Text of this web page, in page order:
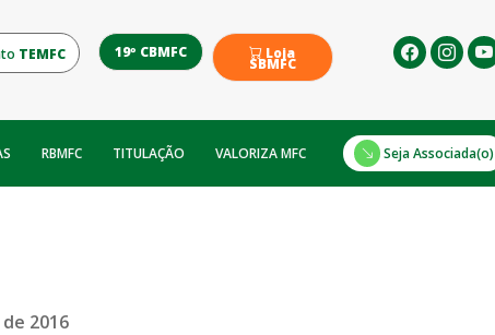
TEMFC 19º CBMFC Loja
SBMFC
RBMFC TITULAÇÃO VALORIZA MFC Seja Associada(o)
2016